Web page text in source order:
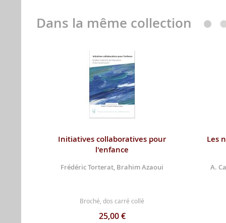
Dans la même collection
Initiatives collaboratives pour
l'enfance
Frédéric Torterat, Brahim Azaoui
Broché, dos carré collé
25,00 €
Les
A.